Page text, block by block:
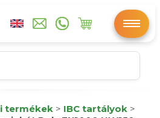
termékek > IBC tartályok >